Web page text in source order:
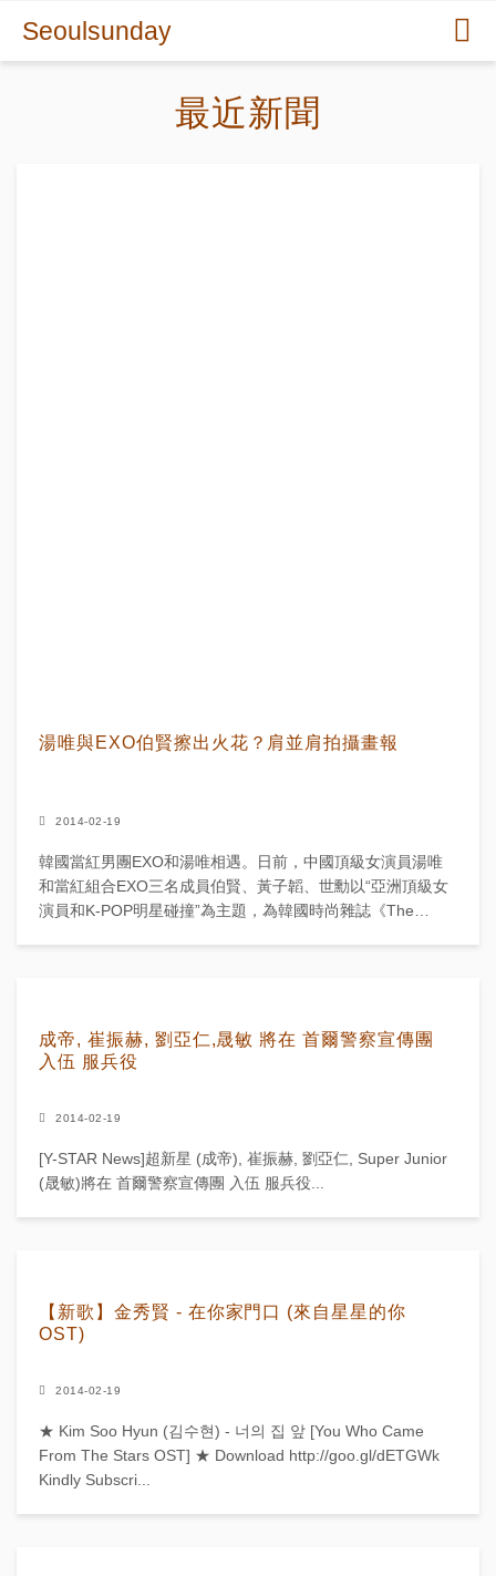
Seoulsunday
最近新聞
湯唯與EXO伯賢擦出火花？肩並肩拍攝畫報
2014-02-19
韓國當紅男團EXO和湯唯相遇。日前，中國頂級女演員湯唯
和當紅組合EXO三名成員伯賢、黃子韜、世勳以“亞洲頂級女
演員和K-POP明星碰撞”為主題，為韓國時尚雜誌《The
成帝, 崔振赫, 劉亞仁,晟敏 將在 首爾警察宣傳團
入伍 服兵役
2014-02-19
[Y-STAR News]超新星 (成帝), 崔振赫, 劉亞仁, Super Junior
(晟敏)將在 首爾警察宣傳團 入伍 服兵役...
【新歌】金秀賢 - 在你家門口 (來自星星的你
OST)
2014-02-19
★ Kim Soo Hyun (김수현) - 너의 집 앞 [You Who Came
From The Stars OST] ★ Download http://goo.gl/dETGWk
Kindly Subscri...